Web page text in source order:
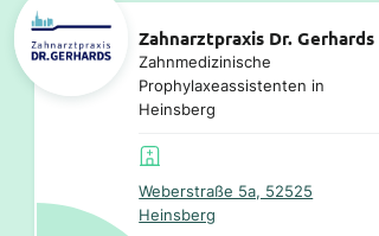
Zahnarztpraxis Dr. Gerhards
Zahnmedizinische
Prophylaxeassistenten in
Heinsberg
Weberstraße 5a, 52525
Heinsberg